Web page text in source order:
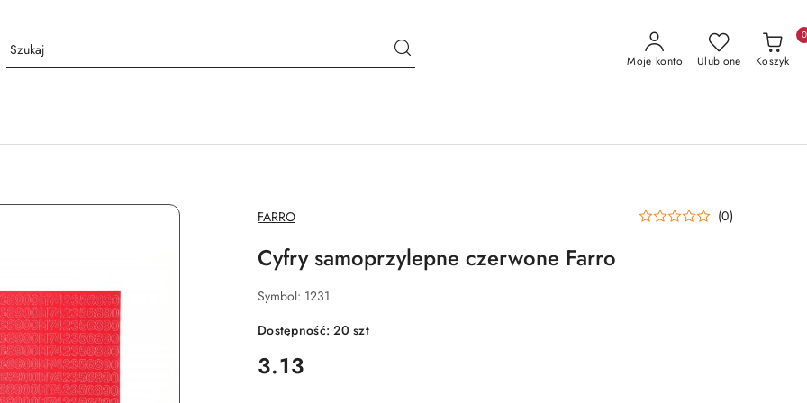
Moje konto Ulubione Koszyk
0
NAZWA
PRODUCENTA:
FARRO (0)
Cyfry samoprzylepne czerwone Farro
Symbol: 1231
Dostępność:20szt
cena:
3.13